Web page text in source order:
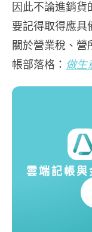
因此不論進銷
要記得取得應具
關於營業稅、營
帳部落格： 做生
雲端記帳與